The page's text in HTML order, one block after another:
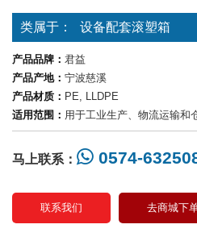
类属于： 设备配套滚塑箱
产品品牌： 君益
产品产地： 宁波慈溪
产品材质： PE, LLDPE
适用范围： 用于工业生产、物流运输和
马上联系： 0574-
联系我们 去商城下